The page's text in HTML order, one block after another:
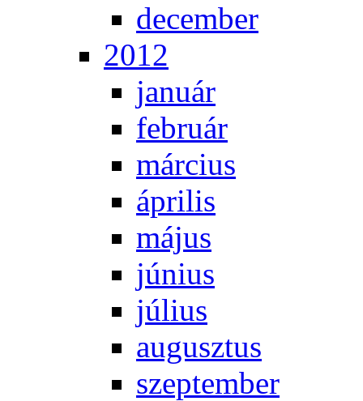
de­cem­ber
2012
ja­nu­ár
feb­ru­ár
már­ci­us
áp­ri­lis
má­jus
jú­ni­us
jú­li­us
au­gusz­tus
szep­tem­ber